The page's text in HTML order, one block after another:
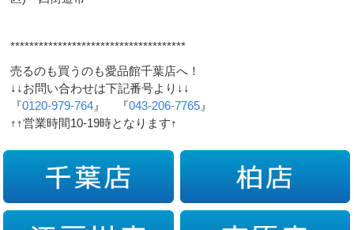
*************************************
売るのも買うのも愛品館千葉店へ！
↓↓お問い合わせは下記番号より↓↓
『0120-979-764 』 『043-206-7765 』
↑↑営業時間10-19時となります↑